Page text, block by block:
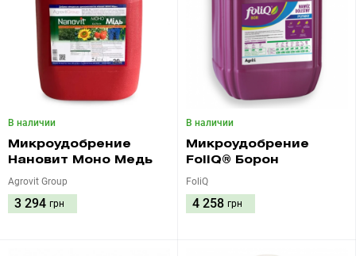
В наличии
Микроудобрение
Нановит Моно Медь
Agrovit Group
3 294 грн
В наличии
Микроудобрение
FoliQ® Борон
FoliQ
4 258 грн